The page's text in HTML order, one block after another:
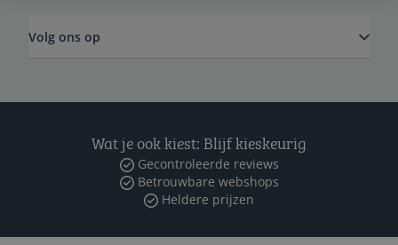
Volg ons op
Wat je ook kiest: Blijf kieskeurig
Gecontroleerde reviews
Betrouwbare webshops
Heldere prijzen